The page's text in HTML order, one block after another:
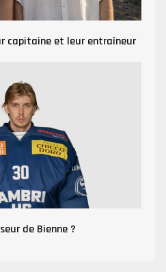
capitaine et leur entraîneur
de Bienne ?